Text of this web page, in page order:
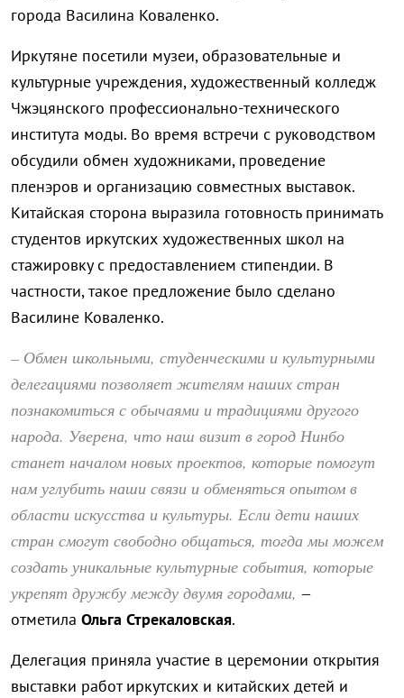
города Василина Коваленко.
Иркутяне посетили музеи, образовательные и
культурные учреждения, художественный колледж
Чжэцянского профессионально-технического
института моды. Во время встречи с руководством
обсудили обмен художниками, проведение
пленэров и организацию совместных выставок.
Китайская сторона выразила готовность принимать
студентов иркутских художественных школ на
стажировку с предоставлением стипендии. В
частности, такое предложение было сделано
Василине Коваленко.
– Обмен школьными, студенческими и культурными
делегациями позволяет жителям наших стран
познакомиться с обычаями и традициями другого
народа. Уверена, что наш визит в город Нинбо
станет началом новых проектов, которые помогут
нам углубить наши связи и обменяться опытом в
области искусства и культуры. Если дети наших
стран смогут свободно общаться, тогда мы можем
создать уникальные культурные события, которые
укрепят дружбу между двумя городами, –
отметила Ольга Стрекаловская.
Делегация приняла участие в церемонии открытия
выставки работ иркутских и китайских детей и